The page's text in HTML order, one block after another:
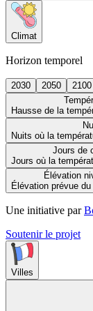
Climat
Horizon temporel
2030 2050
2100
Hausse de la
Nuits où la
Jours de
Jours où la
Élévation
Élévation prévue
Une initiative par
Soutenir le projet
Villes